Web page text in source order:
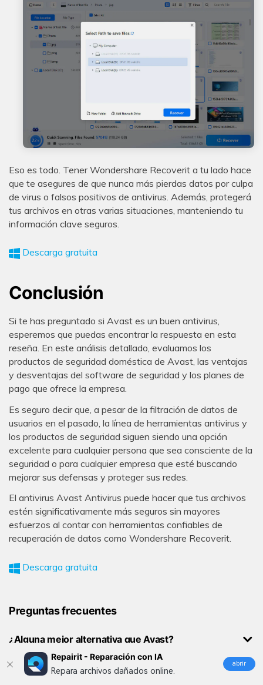
Repairit - Reparación con IA
Repara archivos dañados online.
abrir
Eso es todo. Tener Wondershare Recoverit a tu lado hace
que te asegures de que nunca más pierdas datos por culpa
de virus o falsos positivos de antivirus. Además, protegerá
tus archivos en otras varias situaciones, manteniendo tu
información clave seguros.
Descarga gratuita
Conclusión
Si te has preguntado si Avast es un buen antivirus,
esperemos que puedas encontrar la respuesta en esta
reseña. En este análisis detallado, evaluamos los
productos de seguridad doméstica de Avast, las ventajas
y desventajas del software de seguridad y los planes de
pago que ofrece la empresa.
Es seguro decir que, a pesar de la filtración de datos de
usuarios en el pasado, la línea de herramientas antivirus y
los productos de seguridad siguen siendo una opción
excelente para cualquier persona que sea consciente de la
seguridad o para cualquier empresa que esté buscando
mejorar sus defensas y proteger sus redes.
El antivirus Avast Antivirus puede hacer que tus archivos
estén significativamente más seguros sin mayores
esfuerzos al contar con herramientas confiables de
recuperación de datos como Wondershare Recoverit.
Descarga gratuita
Preguntas frecuentes
¿Alguna mejor alternativa que Avast?